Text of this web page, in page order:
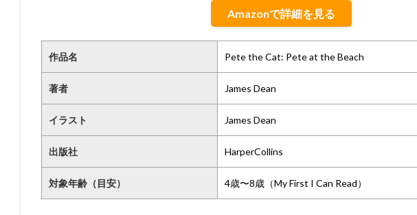
Amazonで詳細を見る
作品名 Pete the Cat: Pete at the Beach
著者 James Dean
イラスト James Dean
出版社 HarperCollins
対象年齢（目安） 4歳〜8歳（My First I Can Read）